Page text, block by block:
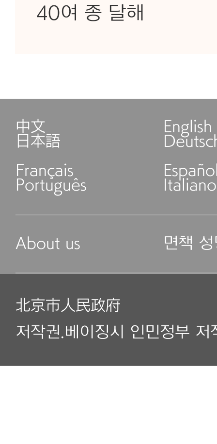
40여 종 달해
中文 English
日本語
Français
Português Italiano
About us 면책
北京市人民政府
저작권.베이징시 인민정부